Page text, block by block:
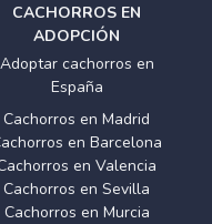
CACHORROS EN
ADOPCIÓN
Adoptar cachorros en
España
Cachorros en Madrid
en Barcelona
en Valencia
Cachorros en Sevilla
Cachorros en Murcia